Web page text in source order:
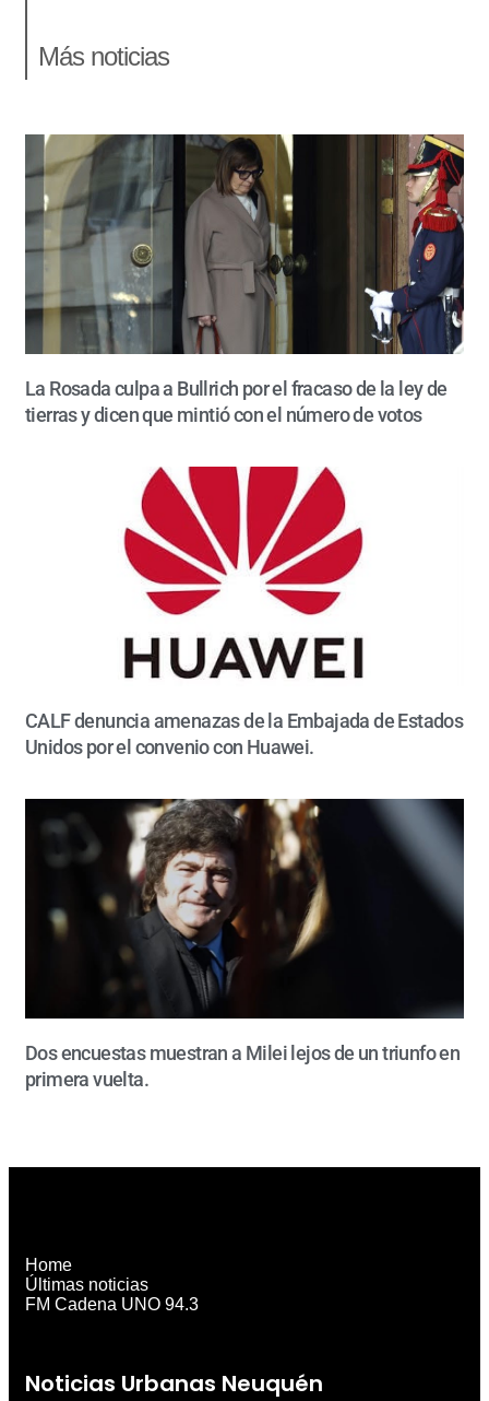
Más noticias
La Rosada culpa a Bullrich por el fracaso de la ley de
tierras y dicen que mintió con el número de votos
CALF denuncia amenazas de la Embajada de Estados
Unidos por el convenio con Huawei.
Dos encuestas muestran a Milei lejos de un triunfo en
primera vuelta.
Noticias Urbanas Neuquén
Home
Últimas noticias
FM Cadena UNO 94.3